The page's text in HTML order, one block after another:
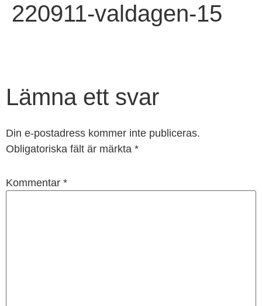
220911-valdagen-15
Lämna ett svar
Din e-postadress kommer inte publiceras.
Obligatoriska fält är märkta *
Kommentar *